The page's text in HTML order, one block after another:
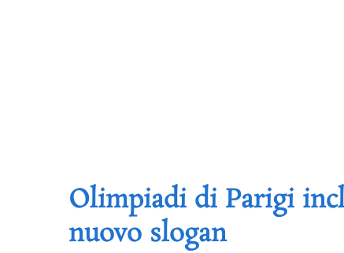
Olimpiadi di Parigi
nuovo slogan